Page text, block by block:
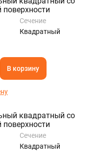
поверхности
Сечение
Квадратный
В корзину
квадратный со
поверхности
Сечение
Квадратный